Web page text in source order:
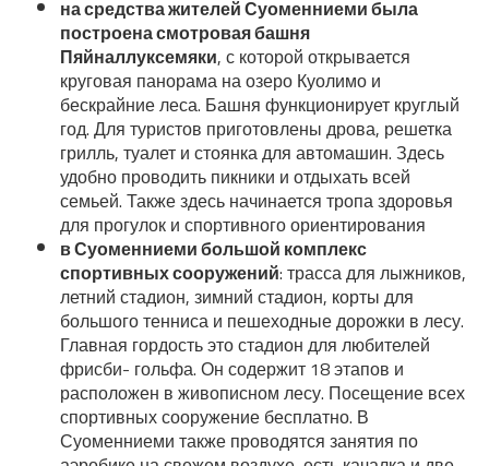
на средства жителей Суоменниеми была
построена смотровая башня
Пяйналлуксемяки, с которой открывается
круговая панорама на озеро Куолимо и
бескрайние леса. Башня функционирует круглый
год. Для туристов приготовлены дрова, решетка
грилль, туалет и стоянка для автомашин. Здесь
удобно проводить пикники и отдыхать всей
семьей. Также здесь начинается тропа здоровья
для прогулок и спортивного ориентирования
в Суоменниеми большой комплекс
спортивных сооружений: трасса для лыжников,
летний стадион, зимний стадион, корты для
большого тенниса и пешеходные дорожки в лесу.
Главная гордость это стадион для любителей
фрисби- гольфа. Он содержит 18 этапов и
расположен в живописном лесу. Посещение всех
спортивных сооружение бесплатно. В
Суоменниеми также проводятся занятия по